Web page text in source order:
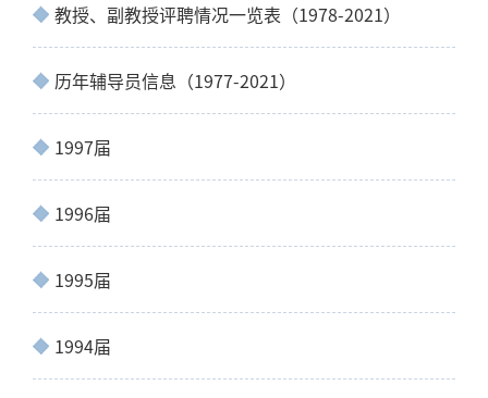
教授、副教授评聘情况一览表（1978-2021）
历年辅导员信息（1977-2021）
1997届
1996届
1995届
1994届